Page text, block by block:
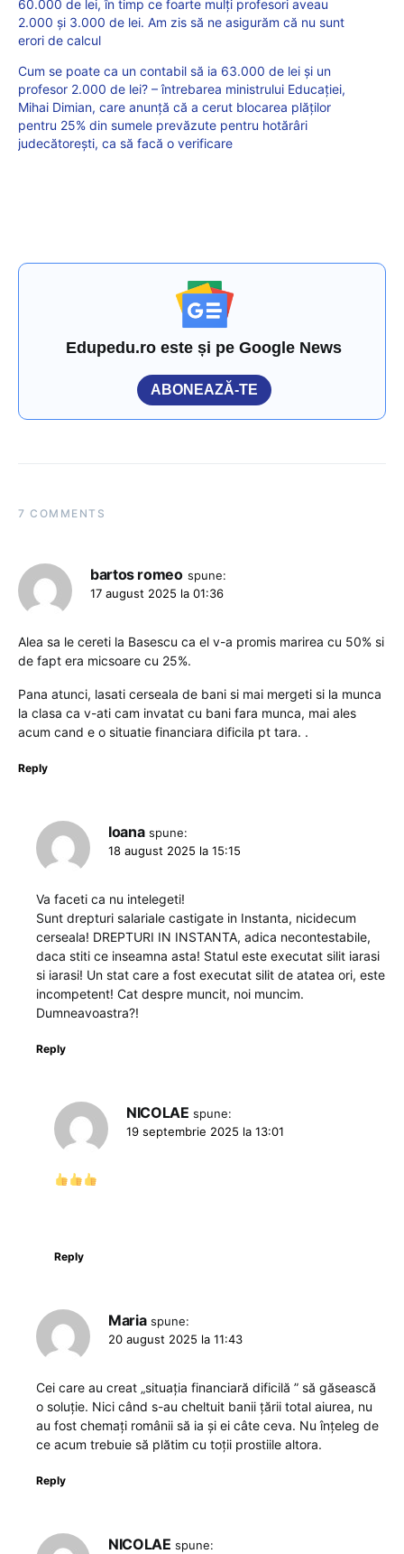
60.000 de lei, în timp ce foarte mulți profesori aveau
2.000 și 3.000 de lei. Am zis să ne asigurăm că nu sunt
erori de calcul
Cum se poate ca un contabil să ia 63.000 de lei și un
profesor 2.000 de lei? – întrebarea ministrului Educației,
Mihai Dimian, care anunță că a cerut blocarea plăților
pentru 25% din sumele prevăzute pentru hotărâri
judecătorești, ca să facă o verificare
Edupedu.ro este și pe Google News
ABONEAZĂ-TE
7 COMMENTS
bartos romeo spune:
17 august 2025 la 01:36
Alea sa le cereti la Basescu ca el v-a promis marirea cu 50% si
de fapt era micsoare cu 25%.
Pana atunci, lasati cerseala de bani si mai mergeti si la munca
la clasa ca v-ati cam invatat cu bani fara munca, mai ales
acum cand e o situatie financiara dificila pt tara. .
Reply
Ioana spune:
18 august 2025 la 15:15
Va faceti ca nu intelegeti!
Sunt drepturi salariale castigate in Instanta, nicidecum
cerseala! DREPTURI IN INSTANTA, adica necontestabile,
daca stiti ce inseamna asta! Statul este executat silit iarasi
si iarasi! Un stat care a fost executat silit de atatea ori, este
incompetent! Cat despre muncit, noi muncim.
Dumneavoastra?!
Reply
NICOLAE spune:
19 septembrie 2025 la 13:01
Reply
Maria spune:
20 august 2025 la 11:43
Cei care au creat „situația financiară dificilă ” să găsească
o soluție. Nici când s-au cheltuit banii țării total aiurea, nu
au fost chemați românii să ia și ei câte ceva. Nu înțeleg de
ce acum trebuie să plătim cu toții prostiile altora.
Reply
NICOLAE spune: